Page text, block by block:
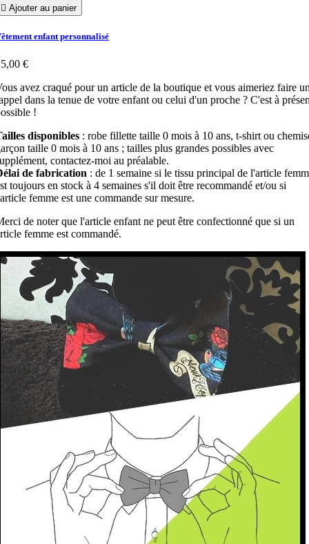
 Ajouter au panier
enfant personnalisé
€
avez craqué pour un article de la boutique et vous aimeriez faire
dans la tenue de votre enfant ou celui d'un proche ? C'est à
!
disponibles : robe fillette taille 0 mois à 10 ans, t-shirt ou
taille 0 mois à 10 ans ; tailles plus grandes possibles avec
contactez-moi au préalable.
de fabrication : de 1 semaine si le tissu principal de l'article
toujours en stock à 4 semaines s'il doit être recommandé et/ou si
femme est une commande sur mesure.
de noter que l'article enfant ne peut être confectionné que si un
femme est commandé.